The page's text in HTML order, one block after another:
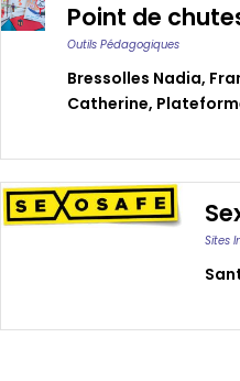
Point de
Outils Pédagogiques
Bressolles Nadia,
Catherine,
Sites